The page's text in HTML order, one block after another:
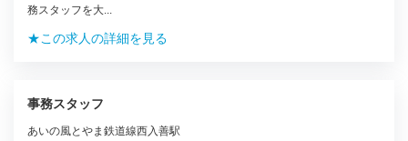
務スタッフを大...
★この求人の詳細を見る
事務スタッフ
あいの風とやま鉄道線西入善駅